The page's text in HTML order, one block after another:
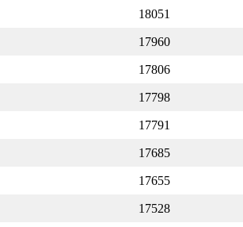
18051
17960
17806
17798
17791
17685
17655
17528